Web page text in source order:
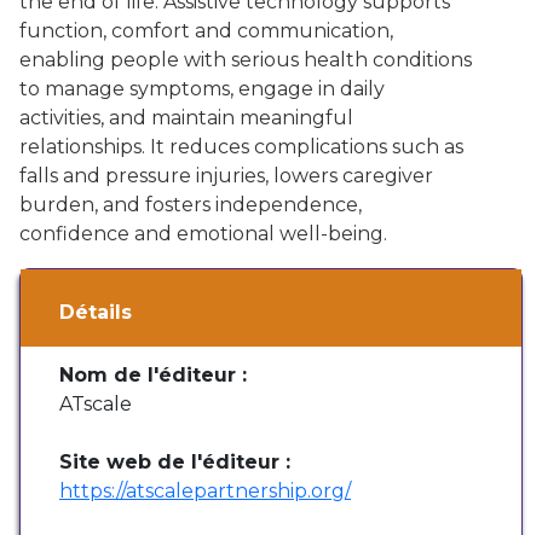
function, comfort and communication,
enabling people with serious health conditions
to manage symptoms, engage in daily
activities, and maintain meaningful
relationships. It reduces complications such as
falls and pressure injuries, lowers caregiver
burden, and fosters independence,
confidence and emotional well-being.
Détails
Nom de l'éditeur :
ATscale
Site web de l'éditeur :
https://atscalepartnership.org/